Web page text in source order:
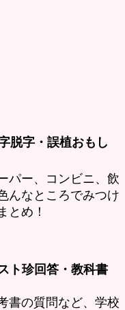
脱字・誤植おもし
パー、コンビニ、飲
んなところでみつけ
とめ！
ト珍回答・教科書
書の質問など、学校